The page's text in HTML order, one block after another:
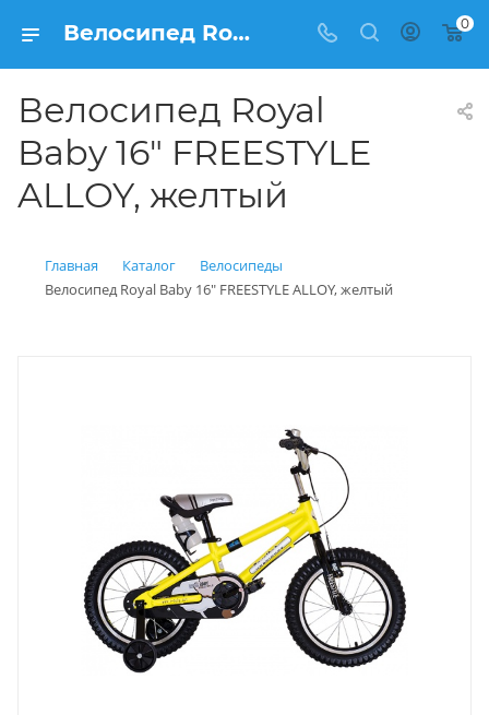
Велосипед Royal Baby 16" FREESTYLE ALLOY, желтый купить: цена 13 100 рублей в Балашихе | Интернет магазин Вело150 0
Велосипед Royal
Baby 16" FREESTYLE
ALLOY, желтый
Главная Каталог
Велосипеды
Велосипед Royal Baby 16" FREESTYLE ALLOY, желтый